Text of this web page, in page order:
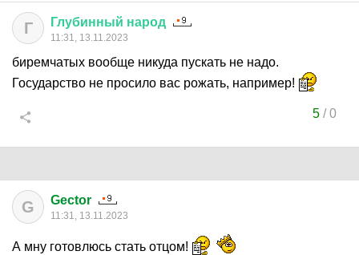
Г Глубинный народ
11:31, 13.11.2023
биремчатых вообще никуда пускать не надо.
Государство не просило вас рожать, например!
5/0
G Gector
11:31, 13.11.2023
А мну готовлюсь стать отцом!